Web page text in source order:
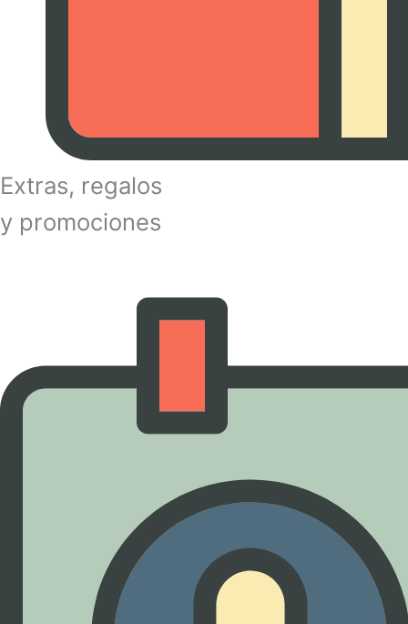
Extras, regalos
y promociones